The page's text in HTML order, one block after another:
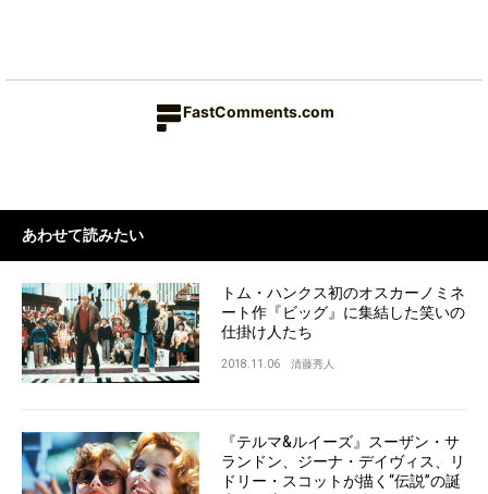
FastComments.com
あわせて読みたい
トム・ハンクス初のオスカーノミネ
ート作『ビッグ』に集結した笑いの
仕掛け人たち
2018.11.06 清藤秀人
『テルマ&ルイーズ』スーザン・サ
ランドン、ジーナ・デイヴィス、リ
ドリー・スコットが描く“伝説”の誕